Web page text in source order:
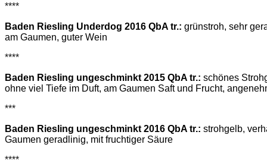
****
Baden Riesling Underdog 2016 QbA tr.: grünstroh, sehr
am Gaumen, guter Wein
****
Baden Riesling ungeschminkt 2015 QbA tr.: schönes
ohne viel Tiefe im Duft, am Gaumen Saft und Frucht,
***
Baden Riesling ungeschminkt 2016 QbA tr.: strohgelb,
Gaumen geradlinig, mit fruchtiger Säure